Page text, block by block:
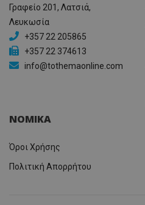
Γραφείο 201, Λατσιά,
Λευκωσία
+357 22 205865
+357 22 374613
info@tothemaonline.com
ΝΟΜΙΚΑ
Όροι Χρήσης
Πολιτική Απορρήτου